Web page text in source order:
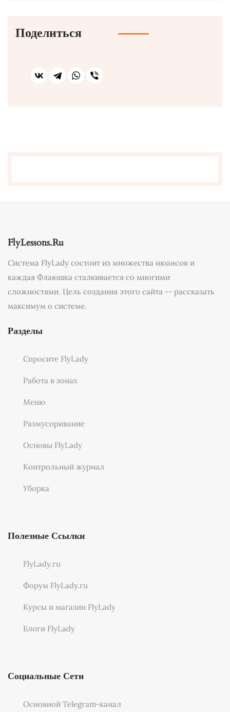
Поделиться
FlyLessons.Ru
Система FlyLady состоит из множества нюансов и
каждая Флаюшка сталкивается со многими
сложностями. Цель создания этого сайта -- рассказать
максимум о системе.
Разделы
Спросите FlyLady
Работа в зонах
Меню
Размусоривание
Основы FlyLady
Контрольный журнал
Уборка
Полезные Ссылки
FlyLady.ru
Форум FlyLady.ru
Курсы и магазин FlyLady
Блоги FlyLady
Социальные Сети
Основной Telegram-канал